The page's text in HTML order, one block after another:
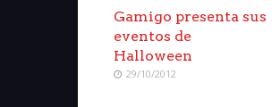
Gamigo presenta sus
eventos de
Halloween
29/10/2012